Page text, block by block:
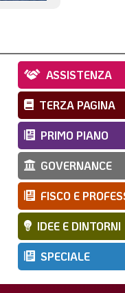
ASSISTENZA
TERZA PAGINA
PRIMO PIANO
GOVERNANCE
FISCO E
IDEE E DINTORNI
SPECIALE